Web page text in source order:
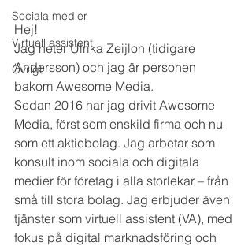
Sociala medier
Virtuell assistent
Övrigt
Hej!
Jag heter Ulrika Zeijlon (tidigare
Andersson) och jag är personen
bakom Awesome Media.
Sedan 2016 har jag drivit Awesome
Media, först som enskild firma och nu
som ett aktiebolag. Jag arbetar som
konsult inom sociala och digitala
medier för företag i alla storlekar – från
små till stora bolag. Jag erbjuder även
tjänster som virtuell assistent (VA), med
fokus på digital marknadsföring och